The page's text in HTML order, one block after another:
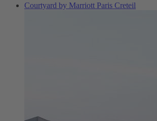
Courtyard by Marriott Paris Creteil